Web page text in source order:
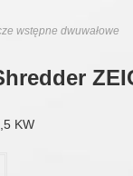
wstępne dwuwałowe
KW